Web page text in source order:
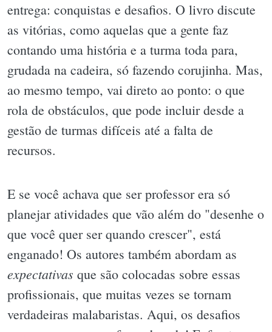
entrega: conquistas e desafios. O livro discute
as vitórias, como aquelas que a gente faz
contando uma história e a turma toda para,
grudada na cadeira, só fazendo corujinha. Mas,
ao mesmo tempo, vai direto ao ponto: o que
rola de obstáculos, que pode incluir desde a
gestão de turmas difíceis até a falta de
recursos.
E se você achava que ser professor era só
planejar atividades que vão além do "desenhe o
que você quer ser quando crescer", está
enganado! Os autores também abordam as
expectativas que são colocadas sobre essas
profissionais, que muitas vezes se tornam
verdadeiras malabaristas. Aqui, os desafios